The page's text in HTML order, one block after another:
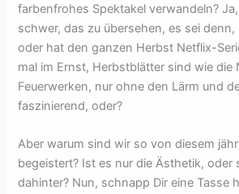
farbenfrohes Spektakel verwandeln?
schwer, das zu übersehen, es sei
oder hat den ganzen Herbst Netflix-
mal im Ernst, Herbstblätter sind wie die
Feuerwerken, nur ohne den Lärm und
faszinierend, oder?
Aber warum sind wir so von diesem
begeistert? Ist es nur die Ästhetik, oder
dahinter? Nun, schnapp Dir eine Tasse